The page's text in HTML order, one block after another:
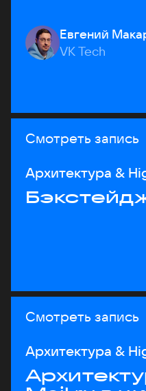
Евгений
VK Tech
Смотреть запись
Архитектура &
Смотреть запись
Архитектура &